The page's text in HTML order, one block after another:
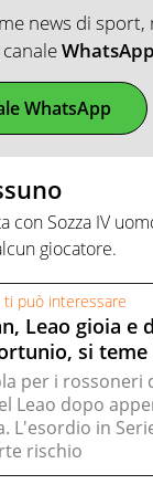
news di
WhatsApp
WhatsApp
con Sozza IV
giocatore.
ti può interessare
Leao gioia e
si teme
per i rossoneri
Leao dopo
L'esordio in
rischio